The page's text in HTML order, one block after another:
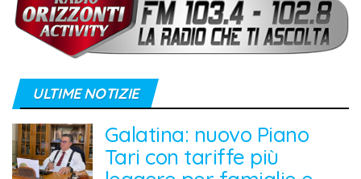
ULTIME NOTIZIE
Galatina: nuovo Piano
Tari con tariffe più